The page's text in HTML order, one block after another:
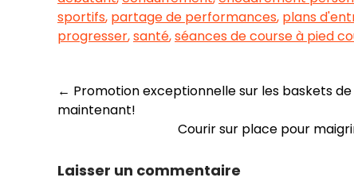
sportifs, partage de performances, plans
progresser,santé,séances de course à pied
Navigation
des
← Promotion exceptionnelle sur les baskets
maintenant!
Courir sur place pour
Laisser un commentaire